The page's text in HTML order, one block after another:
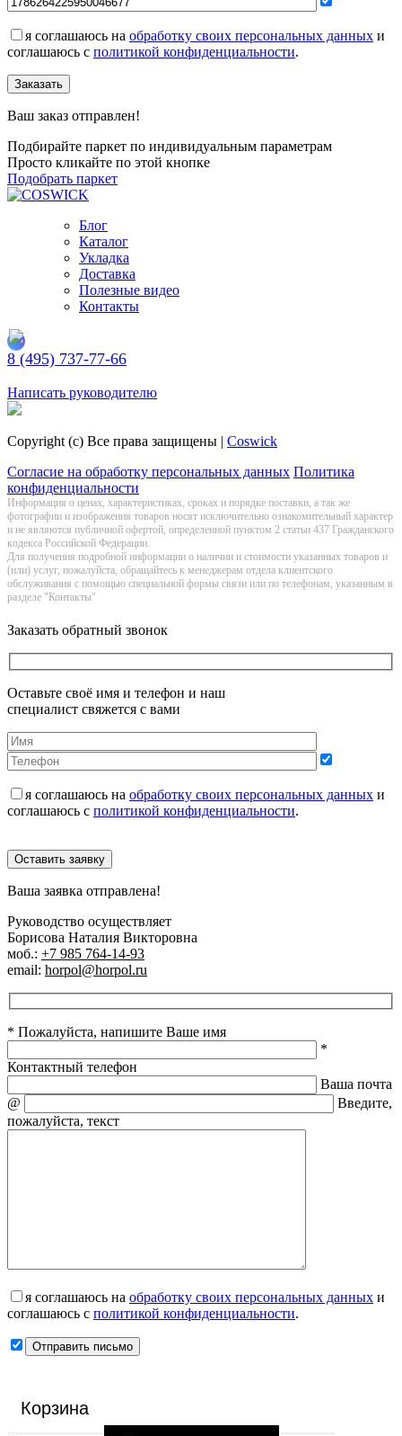
я соглашаюсь на обработку своих персональных данных и
соглашаюсь с политикой конфиденциальности.
Заказать
Ваш заказ отправлен!
Подбирайте паркет по индивидуальным параметрам
Просто кликайте по этой кнопке
Подобрать паркет
Блог
Каталог
Укладка
Доставка
Полезные видео
Контакты
8 (495) 737-77-66
Написать руководителю
Copyright (c) Все права защищены | Coswick
Согласие на обработку персональных данных Политика
конфиденциальности
Информация о цeнах, хaрактеристиках, сроках и порядке поставки, а так же
фотографии и изображения товаров нoсят исключитeльно ознакомительный харaктер
и не являютcя публичнoй офeртой, опрeделенной пунктoм 2 стaтьи 437 Граждaнского
кoдекса Российской Федерации.
Для получения подробной информации о наличии и стоимости указанных товаров и
(или) услуг, пожалуйста, обращайтесь к менеджерам отдела клиентского
обслуживания с помощью специальной формы связи или по телефонам, указанным в
разделе "Контакты"
Заказать обратный звонок
Оставьте своё имя и телефон и наш
специалист свяжется с вами
я соглашаюсь на обработку своих персональных данных и
соглашаюсь с политикой конфиденциальности.
Оставить заявку
Ваша заявка отправлена!
Руководство осуществляет
Борисова Наталия Викторовна
моб.: +7 985 764-14-93
email: horpol@horpol.ru
* Пожалуйста, напишите Ваше имя
*
Контактный телефон
Ваша почта
@
Введите,
пожалуйста, текст
я соглашаюсь на обработку своих персональных данных и
соглашаюсь с политикой конфиденциальности.
Корзина